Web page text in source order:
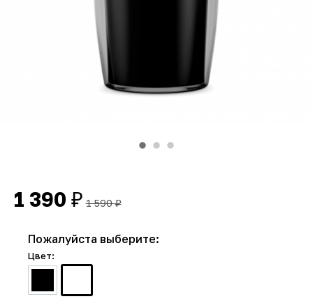
1 390 ₽ 1 590₽
Пожалуйста выберите:
Цвет: